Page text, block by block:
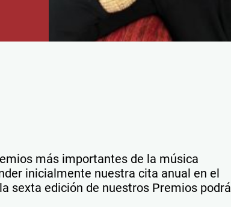
más importantes de la música
inicialmente nuestra cita anual en el
sexta edición de nuestros Premios podrá